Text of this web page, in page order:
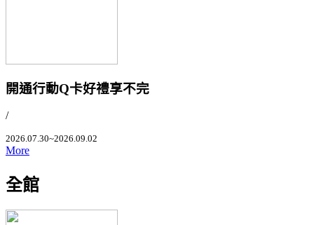
開通行動Q卡好禮享不完
/
2026.07.30~2026.09.02
More
全館